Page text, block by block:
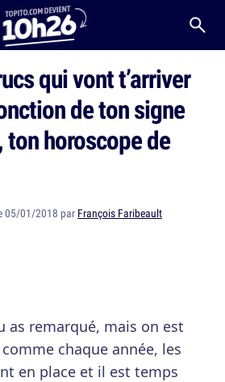
qui vont t’arriver
de ton signe
horoscope de
05/01/2018 par François Faribeault
as remarqué, mais on est
chaque année, les
en place et il est temps